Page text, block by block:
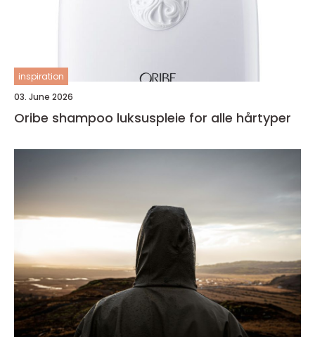
inspiration
03. June 2026
Oribe shampoo luksuspleie for alle hårtyper